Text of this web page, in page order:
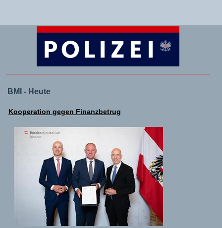
BMI - Heute
Kooperation gegen Finanzbetrug